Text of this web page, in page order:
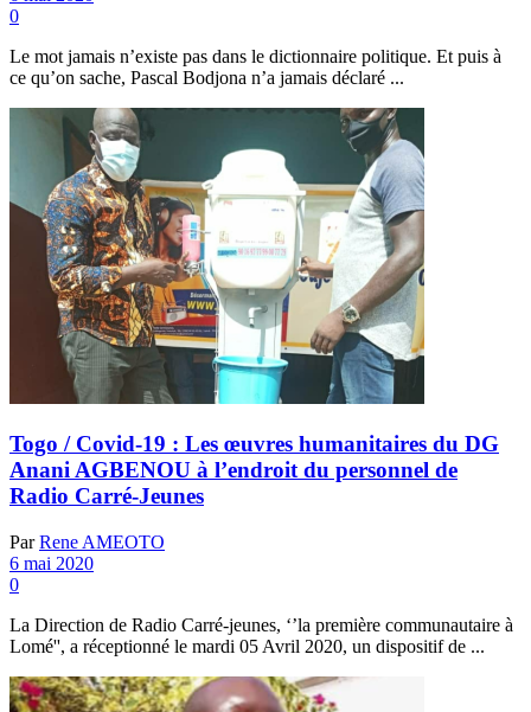
0
Le mot jamais n’existe pas dans le dictionnaire politique. Et puis à
ce qu’on sache, Pascal Bodjona n’a jamais déclaré ...
Togo / Covid-19 : Les œuvres humanitaires du DG
Anani AGBENOU à l’endroit du personnel de
Radio Carré-Jeunes
Par Rene AMEOTO
6 mai 2020
0
La Direction de Radio Carré-jeunes, ‘’la première communautaire à
Lomé'', a réceptionné le mardi 05 Avril 2020, un dispositif de ...